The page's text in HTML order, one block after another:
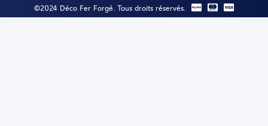
©2024 Déco Fer Forgé. Tous droits réservés.